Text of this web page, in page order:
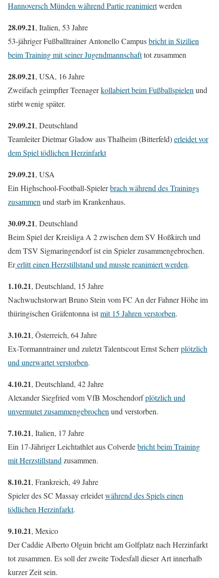
Hannoversch Münden während Partie reanimiertwerden
28.09.21, Italien, 53 Jahre
53-jähriger Fußballtrainer Antonello Campusbricht in Sizilien
beim Training mit seiner Jugendmannschafttot zusammen
28.09.21, USA, 16 Jahre
Zweifach geimpfter Teenagerkollabiert beim Fußballspielen und
stirbt wenig später.
29.09.21, Deutschland
Teamleiter Dietmar Gladow aus Thalheim (Bitterfeld)erleidet vor
dem Spiel tödlichen Herzinfarkt
29.09.21, USA
Ein Highschool-Football-Spielerbrach während des Trainings
zusammen und starb im Krankenhaus.
30.09.21, Deutschland
Beim Spiel der Kreisliga A 2 zwischen dem SV Hoßkirch und
dem TSV Sigmaringendorf ist ein Spieler zusammengebrochen.
Ererlitt einen Herzstillstand und musste reanimiert werden.
1.10.21, Deutschland, 15 Jahre
Nachwuchstorwart Bruno Stein vom FC An der Fahner Höhe im
thüringischen Gräfentonna istmit 15 Jahren verstorben.
3.10.21, Österreich, 64 Jahre
Ex-Tormanntrainer und zuletzt Talentscout Ernst Scherrplötzlich
und unerwartet verstorben.
4.10.21, Deutschland, 42 Jahre
Alexander Siegfried vom VfB Moschendorfplötzlich und
unvermutet zusammengebrochen und verstorben.
7.10.21, Italien, 17 Jahre
Ein 17-Jähriger Leichtathlet aus Colverdebricht beim Training
mit Herzstillstand zusammen.
8.10.21, Frankreich, 49 Jahre
Spieler des SC Massay erleidetwährend des Spiels einen
tödlichen Herzinfarkt.
9.10.21, Mexico
Der Caddie Alberto Olguin bricht am Golfplatz nach Herzinfarkt
tot zusammen. Es soll der zweite Todesfall dieser Art innerhalb
kurzer Zeit sein.